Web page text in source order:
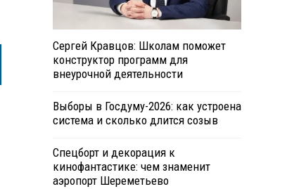
Сергей Кравцов: Школам поможет
конструктор программ для
внеурочной деятельности
Выборы в Госдуму-2026: как устроена
система и сколько длится созыв
Спецборт и декорация к
кинофантастике: чем знаменит
аэропорт Шереметьево